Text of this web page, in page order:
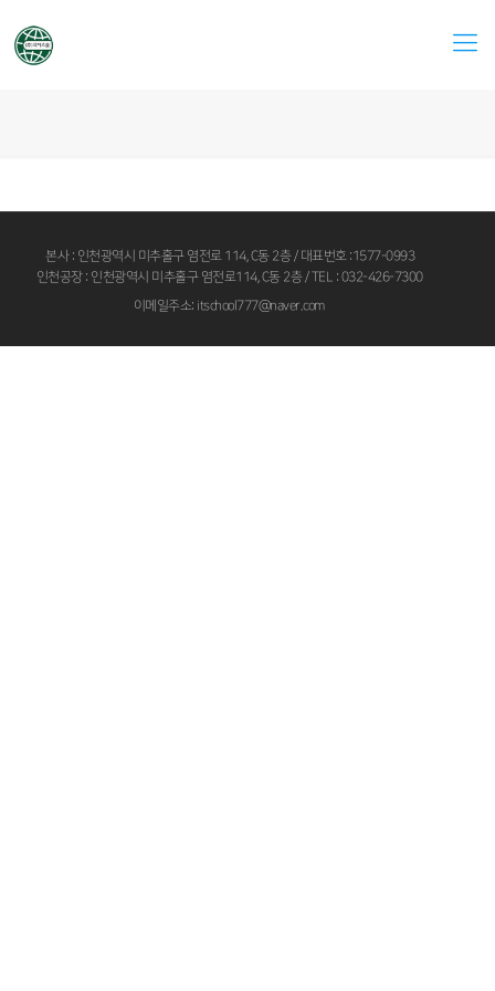
본사 : 인천광역시 미추홀구 염전로 114, C동 2층 / 대표번호 :1577-0993
인천공장 : 인천광역시 미추홀구 염전로114, C동 2층 / TEL : 032-426-7300
이메일주소: itschool777@naver.com